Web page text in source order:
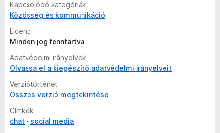
Kapcsolódó kategóriák
Közösség és kommunikáció
Licenc
Minden jog fenntartva
Adatvédelmi irányelvek
Olvassa el a kiegészítő adatvédelmi irányelveit
Verziótörténet
Összes verzió megtekintése
Címkék
chat
social media